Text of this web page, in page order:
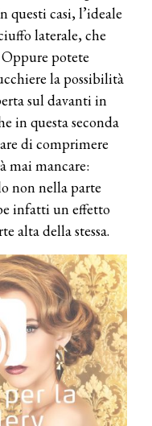
questi casi, l’ideale
laterale, che
potete
la possibilità
sul davanti in
in questa seconda
di comprimere
mai mancare:
non nella parte
infatti un effetto
alta della stessa.
I
ed